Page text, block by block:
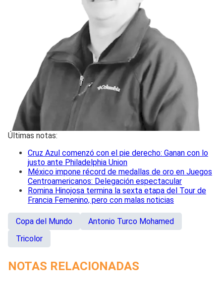
Últimas notas:
Cruz Azul comenzó con el pie derecho: Ganan con lo
justo ante Philadelphia Union
México impone récord de medallas de oro en Juegos
Centroamericanos: Delegación espectacular
Romina Hinojosa termina la sexta etapa del Tour de
Francia Femenino, pero con malas noticias
Copa del Mundo
Antonio Turco Mohamed
Tricolor
NOTAS RELACIONADAS